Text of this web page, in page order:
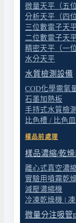
微量天平（五位
分析天平（四位
三位數電子天
二位數電子天
精密天平（一位
水分天平
水質檢測設備
COD化學需氧
石墨加熱板
手持式水質檢
比色槽 / 比色皿
樣品前處理
樣品濃縮/乾
離心式真空濃
實驗用噴霧乾
減壓濃縮機
冷凍乾燥機 |
微量分注吸管
Chemker
室和工業行
耐腐蝕真空
Chemker 系
氣體，
◆ 免保養且無
Chemker 系
定期添油保
◆ 安靜且低震
可維持在